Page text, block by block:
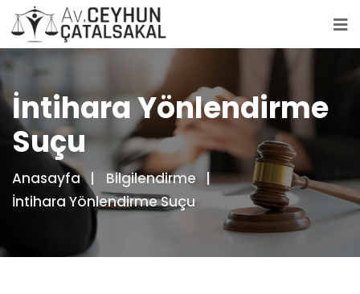
İntihara Yönlendirme
Suçu
Anasayfa
Bilgilendirme
İntihara Yönlendirme Suçu